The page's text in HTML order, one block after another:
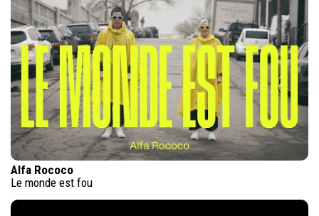
Alfa Rococo
Le monde est fou